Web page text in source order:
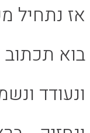
אז נתחיל
בוא תכתוב
ונעודד